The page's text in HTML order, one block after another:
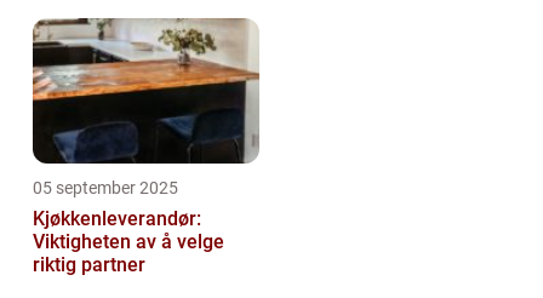
05 september 2025
Kjøkkenleverandør:
Viktigheten av å velge
riktig partner